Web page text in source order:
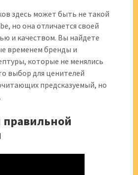
здесь может быть не такой
но она отличается своей
и качеством. Вы найдете
временем бренды и
которые не менялись
выбор для ценителей
предсказуемый, но